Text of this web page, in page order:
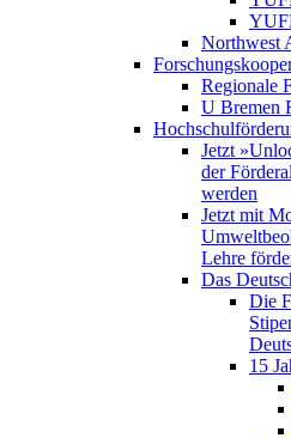
Northwest
Regionale
U Bremen
Jetzt
der
werden
Jetzt mit
Lehre
Das
Die
15